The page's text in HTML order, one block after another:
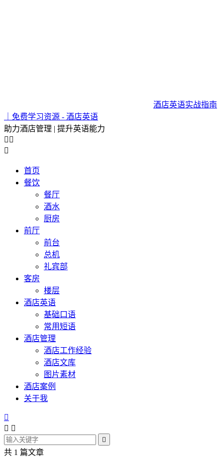
酒店英语实战指南
｜免费学习资源 - 酒店英语
助力酒店管理 | 提升英语能力
 

首页
餐饮
餐厅
酒水
厨房
前厅
前台
总机
礼宾部
客房
楼层
酒店英语
基础口语
常用短语
酒店管理
酒店工作经验
酒店文库
图片素材
酒店案例
关于我

 

共 1 篇文章